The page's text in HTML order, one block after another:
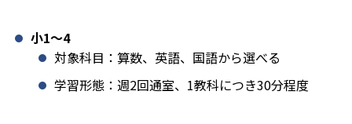
小1️〜4
対象科目：算数、英語、国語から選べる
学習形態：週2回通室、1教科につき30分程度